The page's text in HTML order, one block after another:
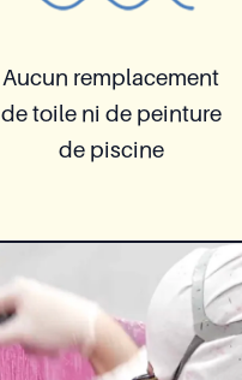
Aucun remplacement
de toile ni de peinture
de piscine